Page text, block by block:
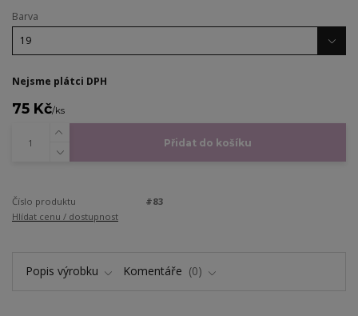
Barva
Nejsme plátci DPH
75 Kč/ks
Přidat do košíku
Číslo produktu
#83
Hlídat cenu / dostupnost
Popis výrobku Komentáře 0